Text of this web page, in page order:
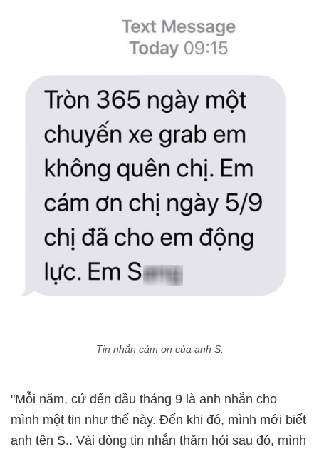
Tin nhắn cảm ơn của anh S.
"Mỗi năm, cứ đến đầu tháng 9 là anh nhắn cho
mình một tin như thế này. Đến khi đó, mình mới biết
anh tên S.. Vài dòng tin nhắn thăm hỏi sau đó, mình